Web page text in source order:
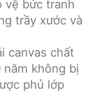
vệ bức tranh
trầy xước và
canvas chất
năm không bị
phủ lớp